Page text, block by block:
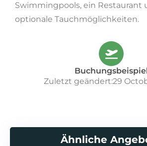
Swimmingpools, ein Restaurant
optionale Tauchmöglichkeiten.
Zuletzt geändert:29
Ähnliche